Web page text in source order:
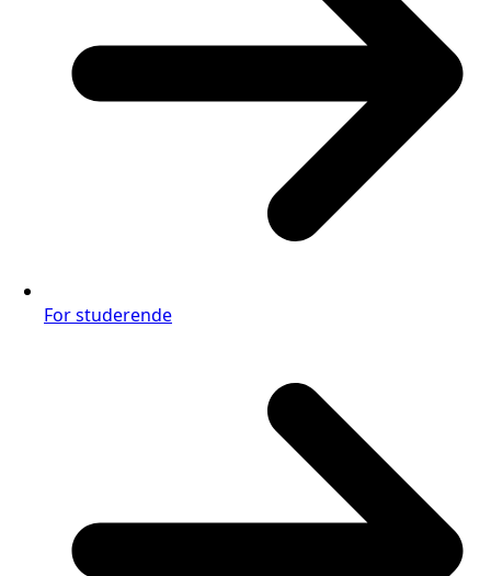
For studerende